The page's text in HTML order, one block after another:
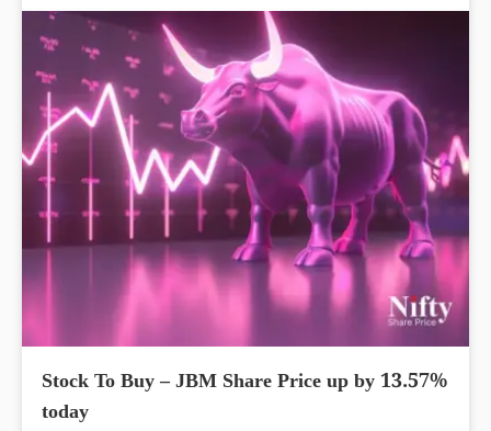
Stock To Buy – JBM Share Price up by 13.57%
today